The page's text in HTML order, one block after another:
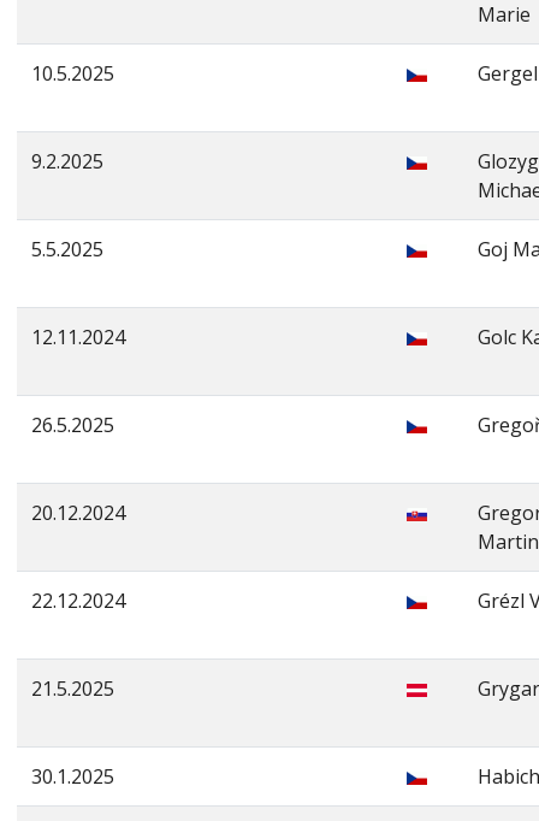
Marie
10.5.2025
9.2.2025
5.5.2025 Goj
12.11.2024 Golc
26.5.2025
20.12.2024
Martin
22.12.2024 Grézl
21.5.2025
30.1.2025